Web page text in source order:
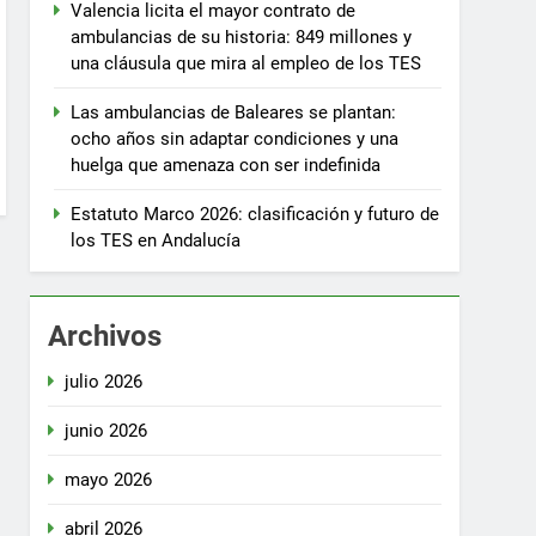
Valencia licita el mayor contrato de
ambulancias de su historia: 849 millones y
una cláusula que mira al empleo de los TES
Las ambulancias de Baleares se plantan:
ocho años sin adaptar condiciones y una
huelga que amenaza con ser indefinida
Estatuto Marco 2026: clasificación y futuro de
los TES en Andalucía
Archivos
julio 2026
junio 2026
mayo 2026
abril 2026